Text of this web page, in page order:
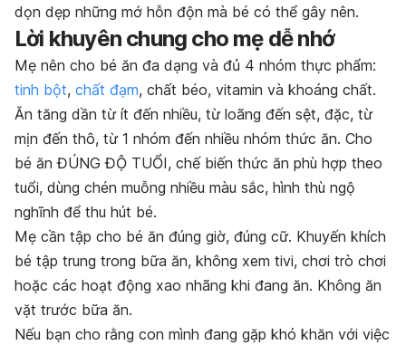
dọn dẹp những mớ hỗn độn mà bé có thể gây nên.
Lời khuyên chung cho mẹ dễ nhớ
Mẹ nên cho bé ăn đa dạng và đủ 4 nhóm thực phẩm:
tinh bột, chất đạm, chất béo, vitamin và khoáng chất.
Ăn tăng dần từ ít đến nhiều, từ loãng đến sệt, đặc, từ
mịn đến thô, từ 1 nhóm đến nhiều nhóm thức ăn. Cho
bé ăn ĐÚNG ĐỘ TUỔI, chế biến thức ăn phù hợp theo
tuổi, dùng chén muỗng nhiều màu sắc, hình thù ngộ
nghĩnh để thu hút bé.
Mẹ cần tập cho bé ăn đúng giờ, đúng cữ. Khuyến khích
bé tập trung trong bữa ăn, không xem tivi, chơi trò chơi
hoặc các hoạt động xao nhãng khi đang ăn. Không ăn
vặt trước bữa ăn.
Nếu bạn cho rằng con mình đang gặp khó khăn với việc